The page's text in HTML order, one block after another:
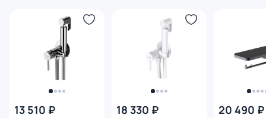
13 510 ₽ 18 330 ₽ 20 490 ₽